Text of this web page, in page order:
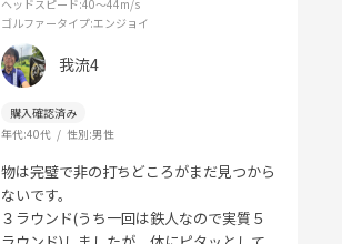
ヘッドスピード:40～44m/s
ゴルファータイプ:エンジョイ
我流4
年代:40代 性別:男性
物は完璧で非の打ちどころがまだ見つから
ないです。
３ラウンド(うち一回は鉄人なので実質５